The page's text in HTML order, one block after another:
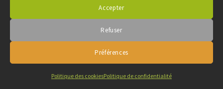
Accepter
Refuser
Préférences
Politique des cookiesPolitique de confidentialité
Copyright © 2019 CLER VERTS - Tous droits réservés -